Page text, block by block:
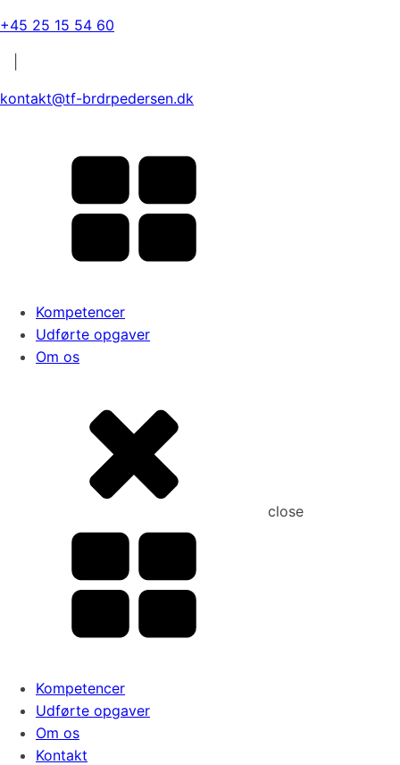
+45 25 15 54 60
kontakt@tf-brdrpedersen.dk
Kompetencer
Udførte opgaver
Om os
close
Kompetencer
Udførte opgaver
Om os
Kontakt